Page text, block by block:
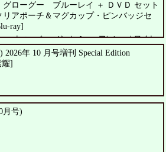
グローグー ブルーレイ ＋ ＤＶＤ セット
リアポーチ＆マグカップ・ピンバッジセ
ray]
・ウィーバー、ジェレミー・アレン・ホワイト
2026年 10 月号増刊 Special Edition
耀]
月号)